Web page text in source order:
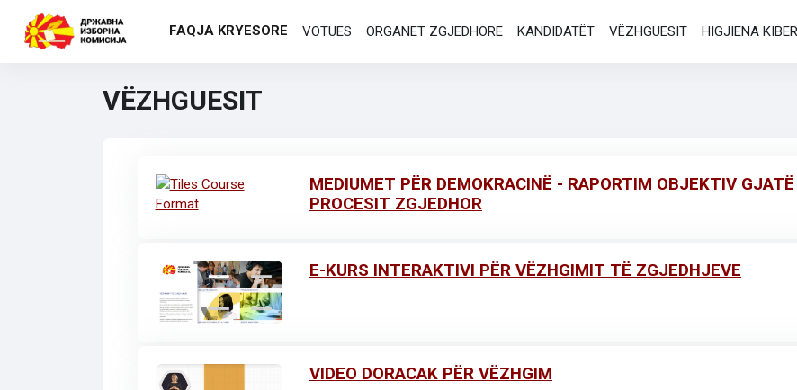
Kalo te përmajtja kryesore
FAQJA KRYESORE
VOTUES ORGANET ZGJEDHORE KANDIDATËT VËZHGUESIT HIGJIENA
VËZHGUESIT
MEDIUMET PËR DEMOKRACINË - RAPORTIM OBJEKTIV GJATË
PROCESIT ZGJEDHOR
E-KURS INTERAKTIVI PËR VËZHGIMIT TË ZGJEDHJEVE
VIDEO DORACAK PËR VËZHGIM